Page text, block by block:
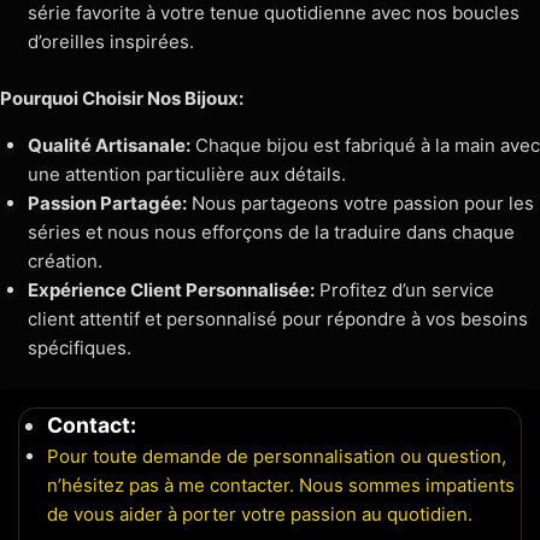
série favorite à votre tenue quotidienne avec nos boucles
d’oreilles inspirées.
Pourquoi Choisir Nos Bijoux:
Qualité Artisanale:Chaque bijou est fabriqué à la main avec
une attention particulière aux détails.
Passion Partagée:Nous partageons votre passion pour les
séries et nous nous efforçons de la traduire dans chaque
création.
Expérience Client Personnalisée:Profitez d’un service
client attentif et personnalisé pour répondre à vos besoins
spécifiques.
Contact:
Pour toute demande de personnalisation ou question,
n’hésitez pas à me contacter. Nous sommes impatients
de vous aider à porter votre passion au quotidien.